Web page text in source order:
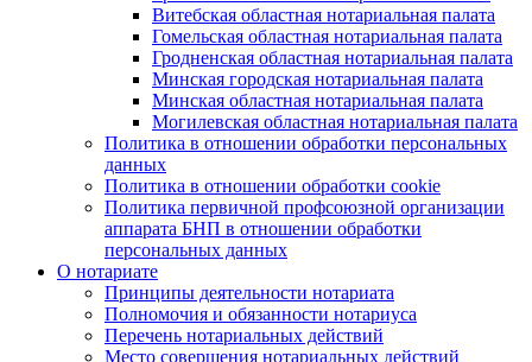
Витебская областная нотариальная палата
Гомельская областная нотариальная палата
Гродненская областная нотариальная палата
Минская городская нотариальная палата
Минская областная нотариальная палата
Могилевская областная нотариальная палата
Политика в отношении обработки персональных
данных
Политика в отношении обработки cookie
Политика первичной профсоюзной организации
аппарата БНП в отношении обработки
персональных данных
О нотариате
Принципы деятельности нотариата
Полномочия и обязанности нотариуса
Перечень нотариальных действий
Место совершения нотариальных действий